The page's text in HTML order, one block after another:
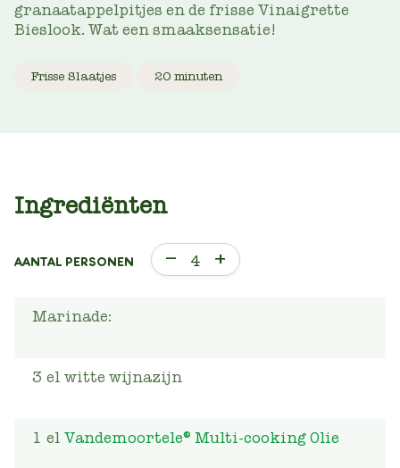
granaatappelpitjes en de frisse Vinaigrette
Bieslook. Wat een smaaksensatie!
Frisse Slaatjes 20 minuten
Ingrediënten
AANTAL PERSONEN – 4 +
Marinade:
3 el witte wijnazijn
1 el Vandemoortele® Multi-cooking Olie